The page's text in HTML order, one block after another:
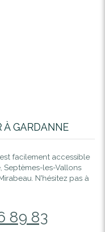
À GARDANNE
est facilement accessible
Septèmes-les-Vallons
N'hésitez pas à
89 83